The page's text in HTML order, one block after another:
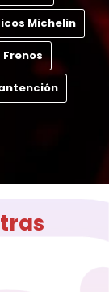
Michelin